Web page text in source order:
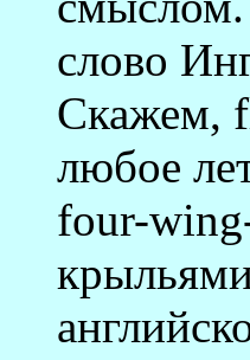
слово
Скажем,
любое
four-